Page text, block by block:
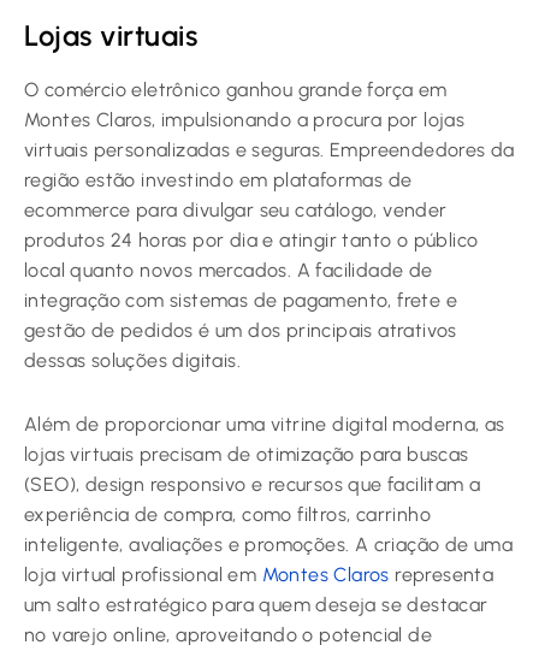
Lojas virtuais
O comércio eletrônico ganhou grande força em
Montes Claros, impulsionando a procura por lojas
virtuais personalizadas e seguras. Empreendedores da
região estão investindo em plataformas de
ecommerce para divulgar seu catálogo, vender
produtos 24 horas por dia e atingir tanto o público
local quanto novos mercados. A facilidade de
integração com sistemas de pagamento, frete e
gestão de pedidos é um dos principais atrativos
dessas soluções digitais.
Além de proporcionar uma vitrine digital moderna, as
lojas virtuais precisam de otimização para buscas
(SEO), design responsivo e recursos que facilitam a
experiência de compra, como filtros, carrinho
inteligente, avaliações e promoções. A criação de uma
loja virtual profissional em Montes Claros representa
um salto estratégico para quem deseja se destacar
no varejo online, aproveitando o potencial de